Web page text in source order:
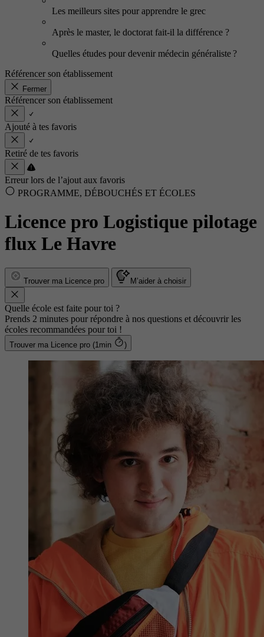
Les meilleurs sites pour apprendre le grec
Après le master, le doctorat fait-il la différence ?
Quelles études pour devenir médecin généraliste ?
Référencer son établissement
Fermer
Référencer son établissement
Ajouté à tes favoris
Retiré de tes favoris
Erreur lors de l’ajout aux favoris
PROGRAMME, DÉBOUCHÉS ET ÉCOLES
Licence pro Logistique pilotage
flux Le Havre
Trouver ma Licence pro M’aider à choisir
Quelle école est faite pour toi ?
Prends 2 minutes pour répondre à nos questions et découvrir les
écoles recommandées pour toi !
Trouver ma Licence pro (1min )